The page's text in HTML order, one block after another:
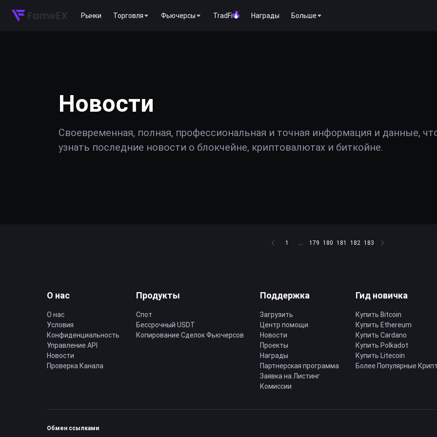
Рынки Торговля Фьючерсы TradFi Награды Больше
Новости
Своевременная, полная, профессиональная и точная информация и данные,
узнать последние новости о блокчейне, криптовалютах и биткойне.
1 ... 179 180 181 182 183
О нас
О нас
Условия
Конфиденциальность
Управление API
Новости
Проверка Канала
Продукты
Спот
Бессрочный USDT
Копирование Cделок Фьючерсов
Поддержка
Загрузить
Центр помощи
Новости
Проекты
Награды
Партнерская программа
Заявка на Листинг
Комиссии
Гид новичка
Купить Bitcoin
Купить Ethereum
Купить Cardano
Купить Polkadot
Купить Litecoin
Более Популярные
Обмен ссылками